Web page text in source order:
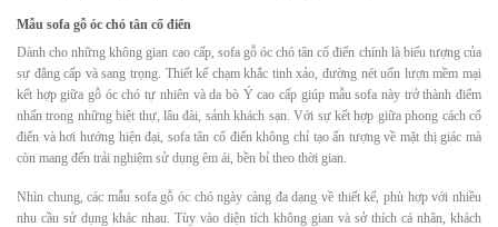
Mẫu sofa gỗ óc chó tân cổ điển
Dành cho những không gian cao cấp, sofa gỗ óc chó tân cổ điển chính là biểu tượng của
sự đẳng cấp và sang trọng. Thiết kế chạm khắc tinh xảo, đường nét uốn lượn mềm mại
kết hợp giữa gỗ óc chó tự nhiên và da bò Ý cao cấp giúp mẫu sofa này trở thành điểm
nhấn trong những biệt thự, lâu đài, sảnh khách sạn. Với sự kết hợp giữa phong cách cổ
điển và hơi hướng hiện đại, sofa tân cổ điển không chỉ tạo ấn tượng về mặt thị giác mà
còn mang đến trải nghiệm sử dụng êm ái, bền bỉ theo thời gian.
Nhìn chung, các mẫu sofa gỗ óc chó ngày càng đa dạng về thiết kế, phù hợp với nhiều
nhu cầu sử dụng khác nhau. Tùy vào diện tích không gian và sở thích cá nhân, khách